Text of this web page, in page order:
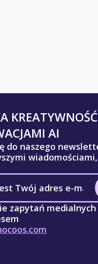
AI
do naszego
zapytań